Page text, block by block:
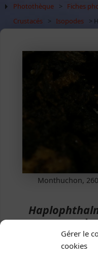
Gérer le
cookies
Photothèque > Fiches
Crustacés
> Isopodes >
Monthuchon,
Animalia |
Isopoda |